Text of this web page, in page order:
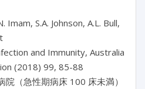
Imam, S.A. Johnson, A.L. Bull,
and Immunity, Australia
(2018) 99, 85-88
院（急性期病床 100 床未満）